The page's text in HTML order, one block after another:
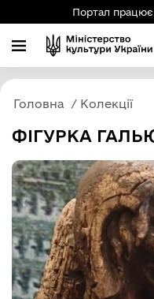
Портал
Головна Колекції
ФІГУРКА